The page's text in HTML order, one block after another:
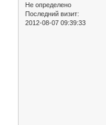
Не определено
Последний визит:
2012-08-07 09:39:33